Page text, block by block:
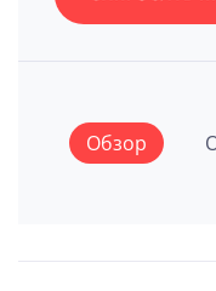
Обзор